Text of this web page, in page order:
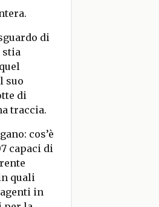
di
stia
suo
di
traccia.
cos’è
capaci di
quali
in